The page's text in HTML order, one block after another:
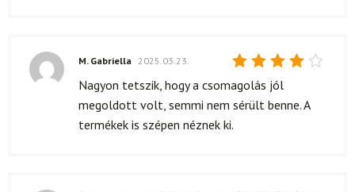
Értékelés:
4 / 5
M. Gabriella 2025.03.23.
Nagyon tetszik, hogy a csomagolás jól
megoldott volt, semmi nem sérült benne. A
termékek is szépen néznek ki.